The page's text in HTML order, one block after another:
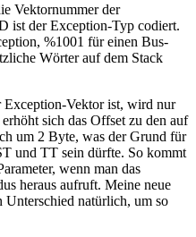
Vektornummer der
ist der Exception-Typ codiert.
%1001 für einen Bus-
Wörter auf dem Stack
Exception-Vektor ist, wird nur
sich das Offset zu den auf
um 2 Byte, was der Grund für
und TT sein dürfte. So kommt
wenn man das
heraus aufruft. Meine neue
natürlich, um so